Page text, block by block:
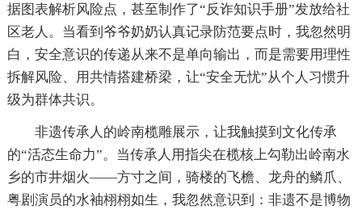
据图表解析风险点，甚至制作了“反诈知识手册”发放给社
区老人。当看到爷爷奶奶认真记录防范要点时，我忽然明
白，安全意识的传递从来不是单向输出，而是需要用理性
拆解风险、用共情搭建桥梁，让“安全无忧”从个人习惯升
级为群体共识。
非遗传承人的岭南榄雕展示，让我触摸到文化传承
的“活态生命力”。当传承人用指尖在榄核上勾勒出岭南水
乡的市井烟火——方寸之间，骑楼的飞檐、龙舟的鳞爪、
粤剧演员的水袖栩栩如生，我忽然意识到：非遗不是博物